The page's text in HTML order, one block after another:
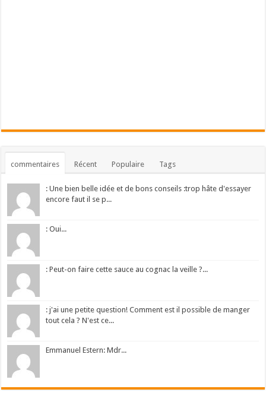
commentaires Récent Populaire Tags
: Une bien belle idée et de bons conseils :trop hâte d'essayer
encore faut il se p...
: Oui...
: Peut-on faire cette sauce au cognac la veille ?...
: j'ai une petite question! Comment est il possible de manger
tout cela ? N'est ce...
Emmanuel Estern: Mdr...